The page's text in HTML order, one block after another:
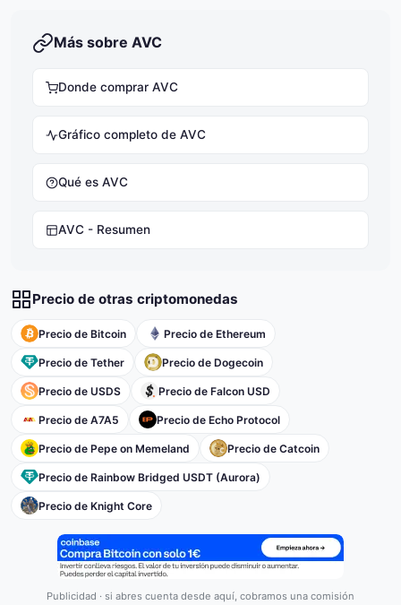
Más sobre AVC
Donde comprar AVC
Gráfico completo de AVC
Qué es AVC
AVC - Resumen
Precio de otras criptomonedas
Precio de Bitcoin Precio de Ethereum
Precio de Tether Precio de Dogecoin
Precio de USDS Precio de Falcon USD
Precio de A7A5 Precio de Echo Protocol
Precio de Pepe on Memeland Precio de Catcoin
Precio de Rainbow Bridged USDT (Aurora)
Precio de Knight Core
Publicidad · si abres cuenta desde aquí, cobramos una comisión